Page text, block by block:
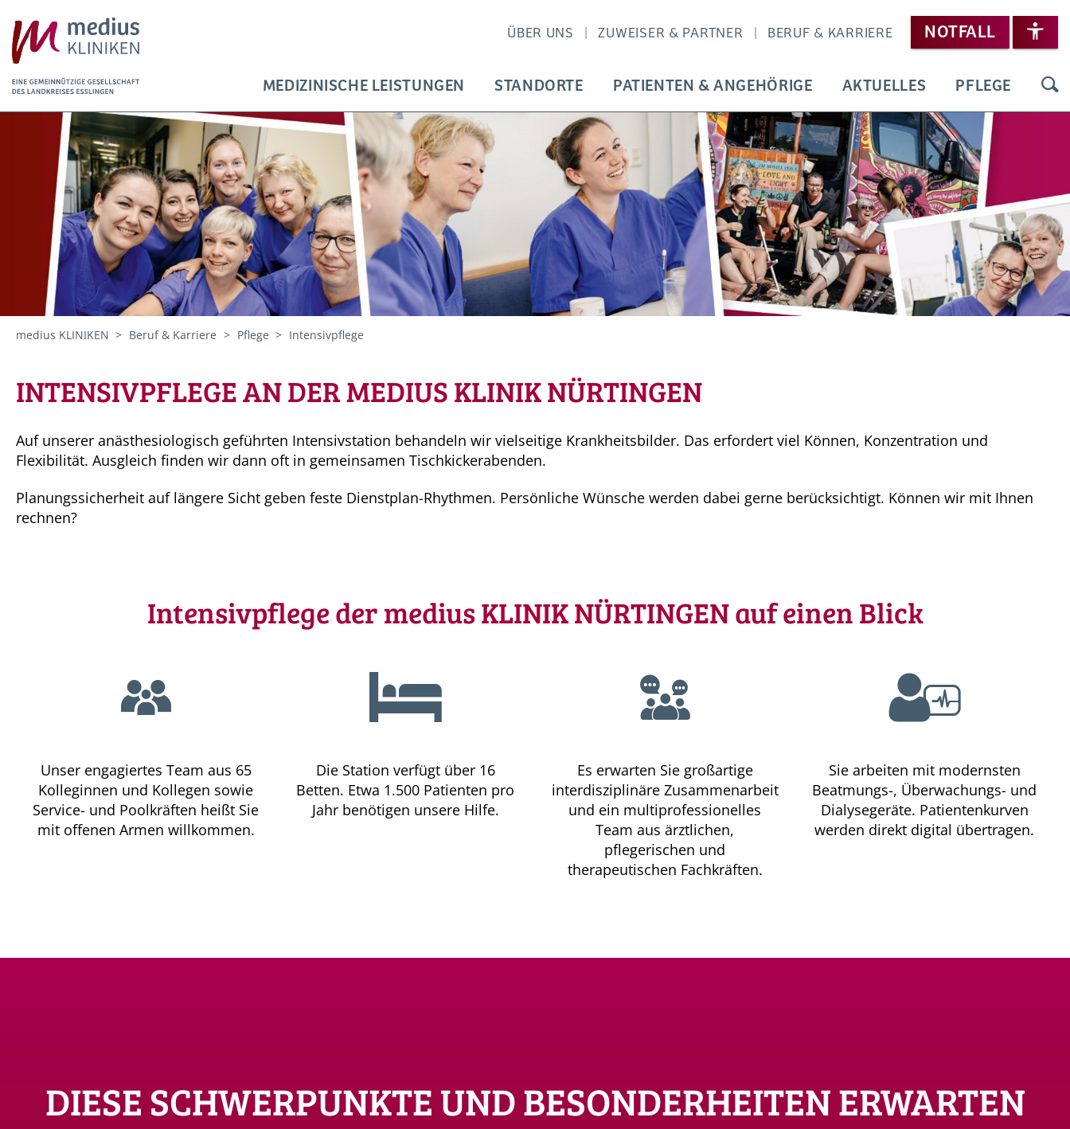
ÜBER UNS ZUWEISER & PARTNER BERUF & KARRIERE NOTFALL
MEDIZINISCHE LEISTUNGEN STANDORTE PATIENTEN & ANGEHÖRIGE AKTUELLES PFLEGE
medius KLINIKEN Beruf & Karriere Pflege Intensivpflege
INTENSIVPFLEGE AN DER MEDIUS KLINIK NÜRTINGEN
Auf unserer anästhesiologisch geführten Intensivstation behandeln wir vielseitige Krankheitsbilder. Das erfordert viel Können, Konzentration und
Flexibilität. Ausgleich finden wir dann oft in gemeinsamen Tischkickerabenden.
Planungssicherheit auf längere Sicht geben feste Dienstplan-Rhythmen. Persönliche Wünsche werden dabei gerne berücksichtigt. Können wir mit Ihnen
rechnen?
Intensivpflege der medius KLINIK NÜRTINGEN auf einen Blick
Unser engagiertes Team aus 65
Kolleginnen und Kollegen sowie
Service- und Poolkräften heißt Sie
mit offenen Armen willkommen.
Die Station verfügt über 16
Betten. Etwa 1.500 Patienten pro
Jahr benötigen unsere Hilfe.
Es erwarten Sie großartige
interdisziplinäre Zusammenarbeit
und ein multiprofessionelles
Team aus ärztlichen,
pflegerischen und
therapeutischen Fachkräften.
Sie arbeiten mit modernsten
Beatmungs-, Überwachungs- und
Dialysegeräte. Patientenkurven
werden direkt digital übertragen.
DIESE SCHWERPUNKTE UND BESONDERHEITEN ERWARTEN